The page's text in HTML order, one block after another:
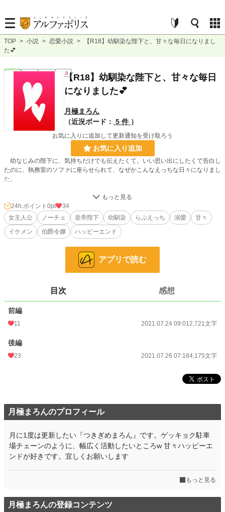
TOP > 小説 > 恋愛小説 >
【R18】幼馴染な陛下と、甘々な毎日になりまし
た💕
恋愛 完結 短編 R18【R18】幼馴染な陛下と、甘々な毎日
になりました💕
月極まろん
（近況ボード： 5 件 ）
お気に入りに追加して更新通知を受け取ろう
お気に入り追加
幼なじみの陛下に、気持ちだけでも伝えたくて。いい思い出にしたくて告白し
たのに、執務室のソファに座らせられて、なぜかこんなえっちな日々になりまし
た。
228,666 位 / 228,666 件
恋愛 66,337 位 / 66,337 件
お気に入り 161
2021.07.26 07:18
初回公開日時
初回完結日時
週間ポイント
月間ポイント
24h.ポイント 0pt
34
女主人公
ノーチェ 皇帝陛下 幼馴染 らぶえっち 溺愛
甘々
イケメン
伯爵令嬢 ハッピーエンド
アプリで読む
目次 感想
前編
11 2021.07.24 09:012,721文字
後編
23 2021.07.26 07:184,175文字
月極まろんのプロフィール
月に1度は更新したい『つきぎめまろん』です。ゲッキョク駐車
場チェーンのように、幅広く活動したいところw 甘々ハッピーエ
ンドが好きです。宜しくお願いします
もっと見る
月極まろんの登録コンテンツ